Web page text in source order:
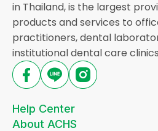
in Thailand, is the largest
products and services to
practitioners, dental
institutional dental care
Help Center
About ACHS